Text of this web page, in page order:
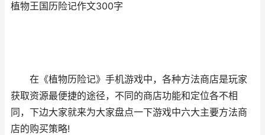
植物王国历险记作文300字
在《植物历险记》手机游戏中，各种方法商店是玩家
获取资源最便捷的途径，不同的商店功能和定位各不相
同，下边大家就来为大家盘点一下游戏中六大主要方法商
店的购买策略!